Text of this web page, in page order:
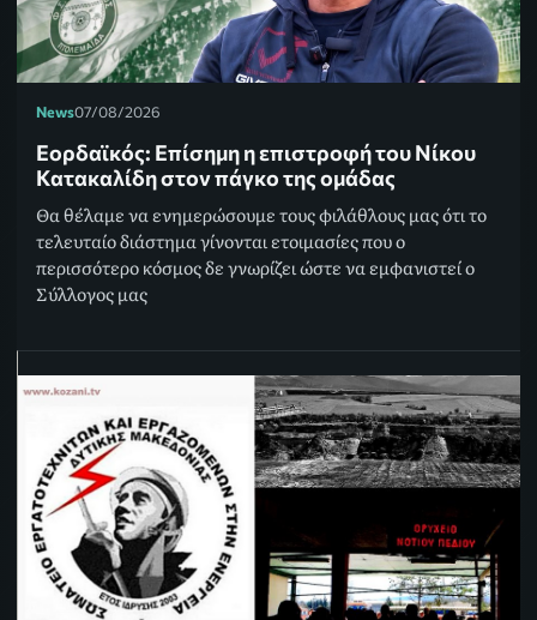
News07/08/2026
Εορδαϊκός: Επίσημη η επιστροφή του Νίκου
Κατακαλίδη στον πάγκο της ομάδας
Θα θέλαμε να ενημερώσουμε τους φιλάθλους μας ότι το
τελευταίο διάστημα γίνονται ετοιμασίες που ο
περισσότερο κόσμος δε γνωρίζει ώστε να εμφανιστεί ο
Σύλλογος μας